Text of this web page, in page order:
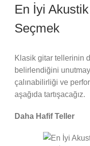
En İyi
Seçmek
Klasik gitar tellerinin
belirlendiğini
çalınabilirliği ve
aşağıda tartışacağız.
Daha Hafif Teller